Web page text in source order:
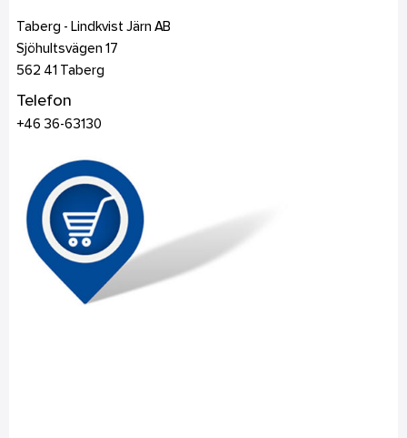
Taberg - Lindkvist Järn AB
Sjöhultsvägen 17
562 41
Taberg
Telefon
+46 36-63130